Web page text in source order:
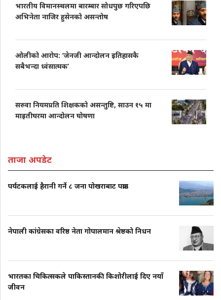
भारतीय विमानस्थलमा बारम्बार सोधपुछ गरिएपछि
अभिनेता नाजिर हुसेनको असन्तोष
ओलीको आरोप: ‘जेनजी आन्दोलन इतिहासकै
सबैभन्दा ध्वंसात्मक’
सरुवा नियमप्रति शिक्षकको असन्तुष्टि, साउन १५ मा
माइतीघरमा आन्दोलन घोषणा
ताजा अपडेट
पर्यटकलाई हैरानी गर्ने ८ जना पोखराबाट पक्राउ
नेपाली कांग्रेसका वरिष्ठ नेता गोपालमान श्रेष्ठको निधन
भारतका चिकित्सकले पाकिस्तानकी किशोरीलाई दिए नयाँ
जीवन